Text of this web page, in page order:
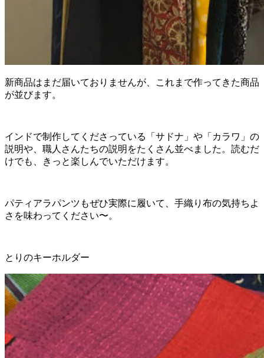
新商品はまだ届いておりませんが、これまで作ってきた商品
が並びます。
インドで制作してくださっている「サドナ」や「カラワ」の
説明や、職人さんたちの説明をたくさん並べました。読むだ
けでも、きっと楽しんでいただけます。
パティアラパンツもぜひ実際に履いて、手織り布の気持ちよ
さを味わってください〜。
とりのキーホルダー